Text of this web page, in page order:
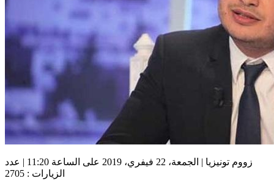
زووم تونيزيا | الجمعة، 22 فيفري، 2019 على الساعة 11:20 | عدد
الزيارات : 2705